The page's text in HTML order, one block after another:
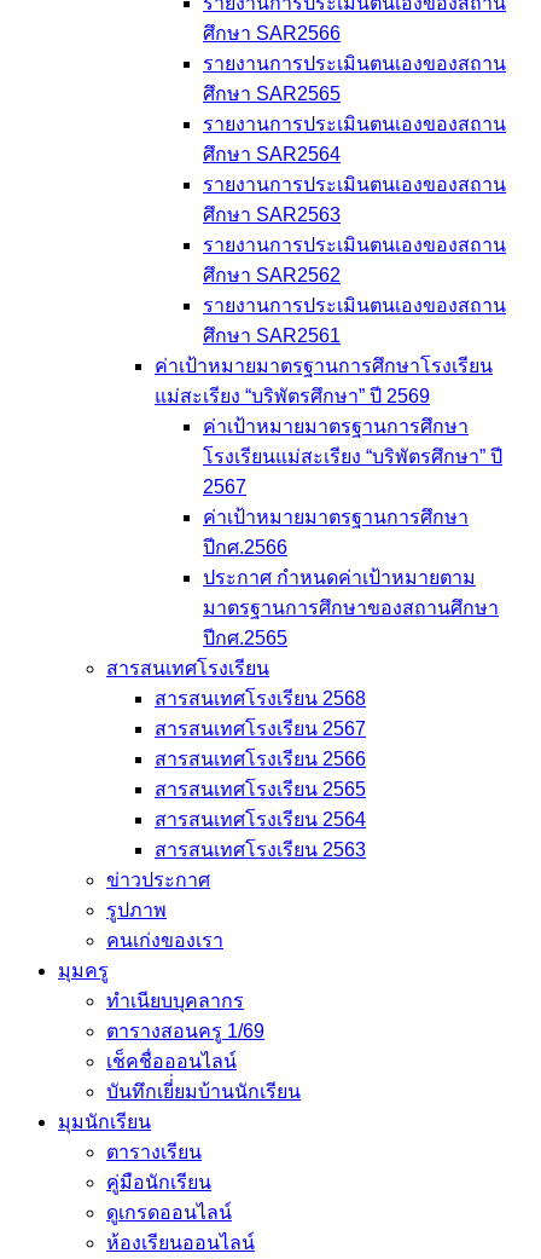
ศึกษา SAR2566
รายงานการประเมินตนเองของสถาน
ศึกษา SAR2565
รายงานการประเมินตนเองของสถาน
ศึกษา SAR2564
รายงานการประเมินตนเองของสถาน
ศึกษา SAR2563
รายงานการประเมินตนเองของสถาน
ศึกษา SAR2562
รายงานการประเมินตนเองของสถาน
ศึกษา SAR2561
ค่าเป้าหมายมาตรฐานการศึกษาโรงเรียน
แม่สะเรียง “บริพัตรศึกษา” ปี 2569
ค่าเป้าหมายมาตรฐานการศึกษา
โรงเรียนแม่สะเรียง “บริพัตรศึกษา” ปี
2567
ค่าเป้าหมายมาตรฐานการศึกษา
ปีกศ.2566
ประกาศ กำหนดค่าเป้าหมายตาม
มาตรฐานการศึกษาของสถานศึกษา
ปีกศ.2565
สารสนเทศโรงเรียน
สารสนเทศโรงเรียน 2568
สารสนเทศโรงเรียน 2567
สารสนเทศโรงเรียน 2566
สารสนเทศโรงเรียน 2565
สารสนเทศโรงเรียน 2564
สารสนเทศโรงเรียน 2563
ข่าวประกาศ
รูปภาพ
คนเก่งของเรา
มุมครู
ทำเนียบบุคลากร
ตารางสอนครู 1/69
เช็คชื่อออนไลน์
บันทึกเยี่่ยมบ้านนักเรียน
มุมนักเรียน
ตารางเรียน
คู่มือนักเรียน
ดูเกรดออนไลน์
ห้องเรียนออนไลน์